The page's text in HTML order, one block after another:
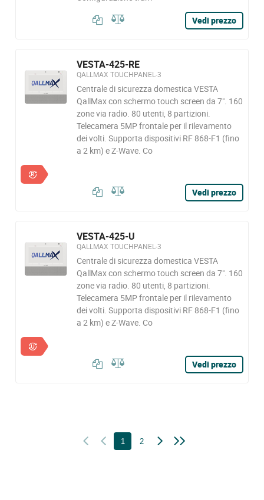
Vedi prezzo
VESTA-425-RE
QALLMAX TOUCHPANEL-3
Centrale di sicurezza domestica VESTA
QallMax con schermo touch screen da 7". 160
zone via radio. 80 utenti, 8 partizioni.
Telecamera 5MP frontale per il rilevamento
dei volti. Supporta dispositivi RF 868-F1 (fino
a 2 km) e Z-Wave. Co
Vedi prezzo
VESTA-425-U
QALLMAX TOUCHPANEL-3
Centrale di sicurezza domestica VESTA
QallMax con schermo touch screen da 7". 160
zone via radio. 80 utenti, 8 partizioni.
Telecamera 5MP frontale per il rilevamento
dei volti. Supporta dispositivi RF 868-F1 (fino
a 2 km) e Z-Wave. Co
Vedi prezzo
1 2